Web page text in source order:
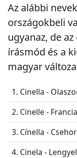
Az alábbi
országokbeli
ugyanaz, de
írásmód és a
magyar
1. Cinella -
2. Cinelle -
3. Cínella -
4. Cinela -